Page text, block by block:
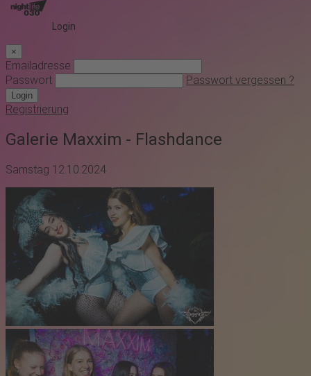
Login
×
Emailadresse
Passwort
Passwort vergessen ?
Login
Registrierung
Galerie Maxxim - Flashdance
Samstag 12.10.2024